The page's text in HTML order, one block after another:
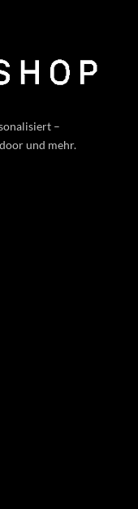
–
und mehr.